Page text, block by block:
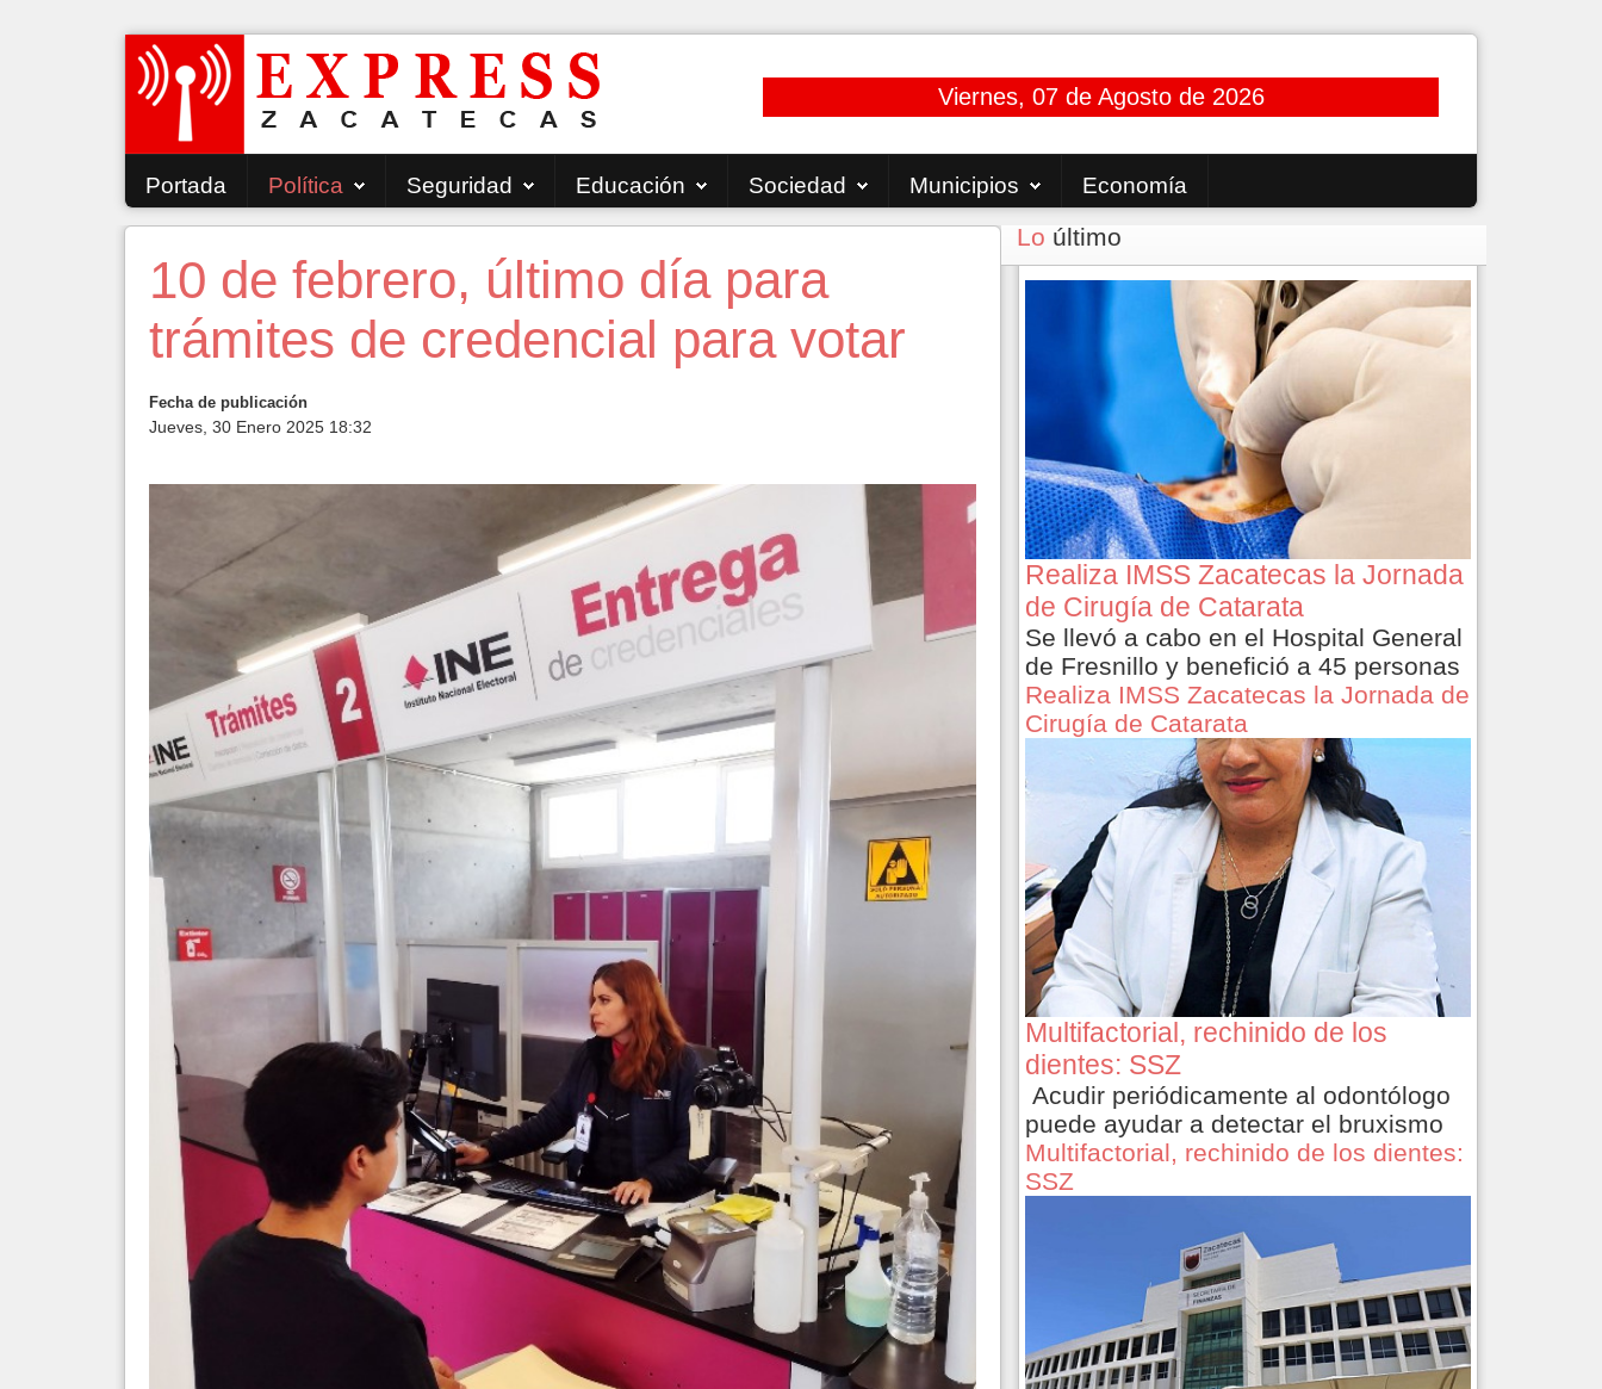
Viernes, 07 de Agosto de 2026
Portada Política Seguridad Educación Sociedad Municipios Economía
10 de febrero, último día para
trámites de credencial para votar
Fecha de publicación
Jueves, 30 Enero 2025 18:32
Lo último
Realiza IMSS Zacatecas la Jornada
de Cirugía de Catarata
Se llevó a cabo en el Hospital General
de Fresnillo y benefició a 45 personas
Realiza IMSS Zacatecas la Jornada de
Cirugía de Catarata
Multifactorial, rechinido de los
dientes: SSZ
Acudir periódicamente al odontólogo
puede ayudar a detectar el bruxismo
Multifactorial, rechinido de los dientes:
SSZ